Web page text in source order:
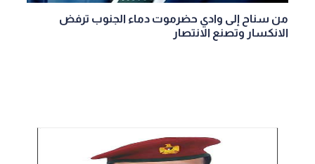
من سناح إلى وادي حضرموت دماء الجنوب ترفض
الانكسار وتصنع الانتصار